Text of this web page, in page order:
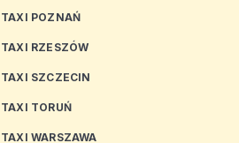
TAXI POZNAŃ
TAXI RZESZÓW
TAXI SZCZECIN
TAXI TORUŃ
TAXI WARSZAWA